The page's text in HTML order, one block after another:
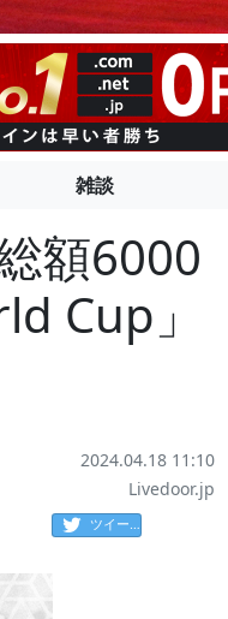
雑談
額6000
Cup」
2024.04.18 11:10
Livedoor.jp
ツイート